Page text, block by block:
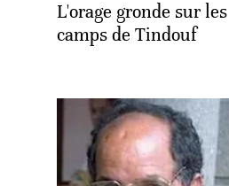
L'orage gronde sur les
camps de Tindouf